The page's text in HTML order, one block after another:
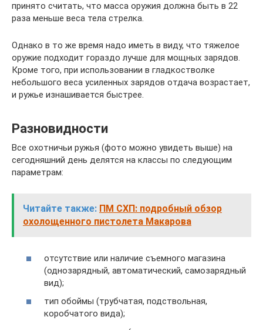
принято считать, что масса оружия должна быть в 22
раза меньше веса тела стрелка.
Однако в то же время надо иметь в виду, что тяжелое
оружие подходит гораздо лучше для мощных зарядов.
Кроме того, при использовании в гладкостволке
небольшого веса усиленных зарядов отдача возрастает,
и ружье изнашивается быстрее.
Разновидности
Все охотничьи ружья (фото можно увидеть выше) на
сегодняшний день делятся на классы по следующим
параметрам:
Читайте также: ПМ СХП: подробный обзор
охолощенного пистолета Макарова
отсутствие или наличие съемного магазина
(однозарядный, автоматический, самозарядный
вид);
тип обоймы (трубчатая, подствольная,
коробчатого вида);